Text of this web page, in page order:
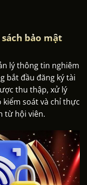
bảo mật
lý thông tin nghiêm
bắt đầu đăng ký tài
thu thập, xử lý
soát và chỉ thực
từ hội viên.